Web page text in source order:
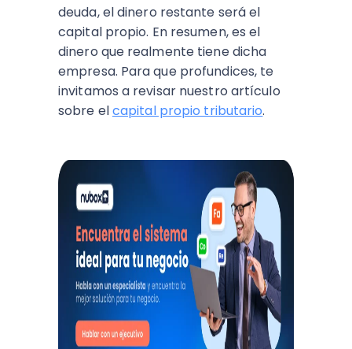
deuda, eldinero restante será el
capital propio. En resumen, es el
dinero que realmente tiene dicha
empresa. Para que profundices, te
invitamos a revisar nuestro artículo
sobre elcapital propio tributario.